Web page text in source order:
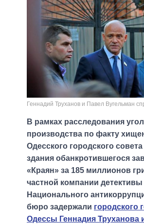
Геннадий Труханов и Павел Вугельман
В рамках расследования
производства по факту
Одесского городского
здания обанкротившегося
«Краян» за 185 миллионов
частной компании детективы
Национального
бюро задержали городского
Одессы Геннадия Труханова